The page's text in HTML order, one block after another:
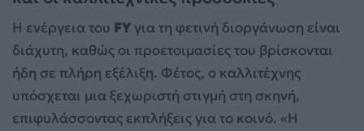
Η ενέργεια του FY για τη φετινή διοργάνωση είναι
διάχυτη, καθώς οι προετοιμασίες του βρίσκονται
ήδη σε πλήρη εξέλιξη. Φέτος, ο καλλιτέχνης
υπόσχεται μια ξεχωριστή στιγμή στη σκηνή,
επιφυλάσσοντας εκπλήξεις για το κοινό. «Η